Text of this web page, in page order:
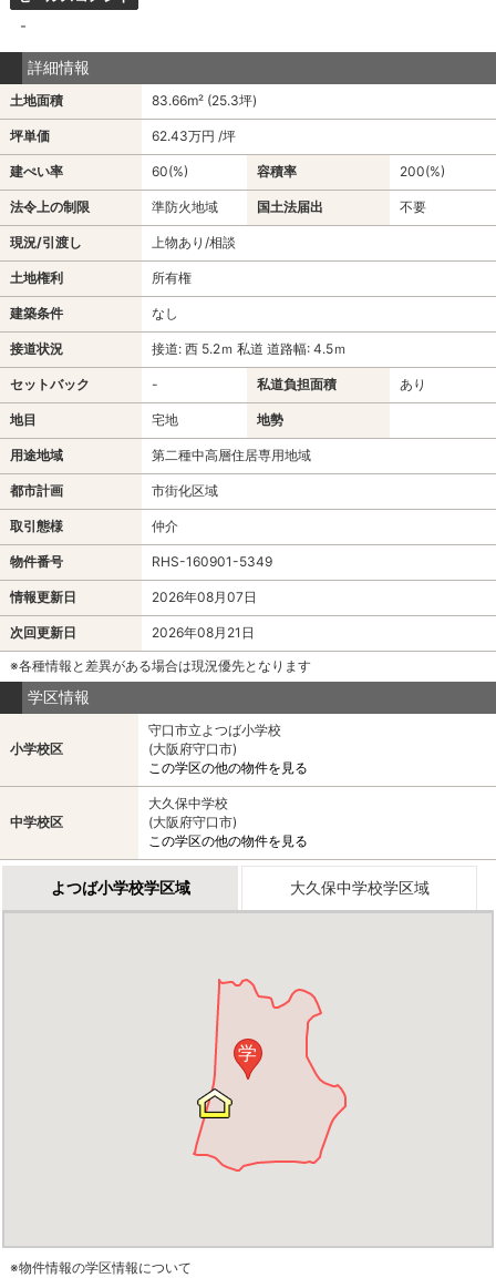
-
詳細情報
土地面積 83.66m² (25.3坪)
坪単価 62.43万円 /坪
建ぺい率 60(%) 容積率 200(%)
法令上の制限 準防火地域 国土法届出 不要
現況/引渡し 上物あり/相談
土地権利 所有権
建築条件 なし
接道状況 接道: 西 5.2ｍ 私道 道路幅: 4.5ｍ
セットバック - 私道負担面積 あり
地目 宅地 地勢
用途地域 第二種中高層住居専用地域
都市計画 市街化区域
取引態様 仲介
物件番号 RHS-160901-5349
情報更新日 2026年08月07日
次回更新日
2026年08月21日
※各種情報と差異がある場合は現況優先となります
学区情報
小学校区
守口市立よつば小学校
(大阪府守口市)
この学区の他の物件を見る
中学校区
大久保中学校
(大阪府守口市)
この学区の他の物件を見る
よつば小学校学区域 大久保中学校学区域
学
※物件情報の学区情報について